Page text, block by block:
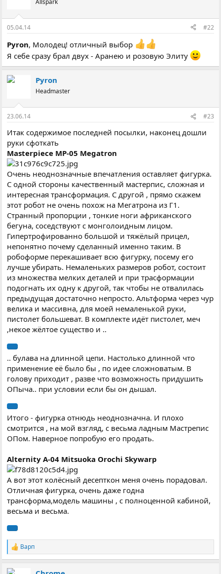
Allspark
05.04.14 #22
Pyron, Молодец! отличный выбор
Я себе сразу брал двух - Аранею и розовую Элиту
Pyron
Headmaster
23.06.14 #23
Итак содержимое последней посылки, наконец дошли
руки сфоткать
Masterpiece MP-05 Megatron
Очень неоднозначные впечатления оставляет фигурка.
С одной стороны качественный мастерпис, сложная и
интересная трансформация. С другой , прямо скажем
этот робот не очень похож на Мегатрона из Г1.
Странный пропорции , тонкие ноги африканского
бегуна, соседствуют с монголоидным лицом.
Гипертрофированно большой и тяжёлый прицел,
непонятно почему сделанный именно таким. В
робоформе перекашивает всю фигурку, посему его
лучше убирать. Немаленьких размеров робот, состоит
из множества мелких деталей и при трасформации
подогнать их одну к другой, так чтобы не отвалилась
предыдущая достаточно непросто. Альтформа через чур
велика и массивна, для моей немаленькой руки,
пистолет большеват. В комплекте идёт пистолет, меч
,некое жёлтое существо и ..
.. булава на длинной цепи. Настолько длинной что
применение её было бы , по идее сложноватым. В
голову приходит , разве что возможность придушить
ОПыча.. при условии если бы он дышал.
Итого - фигурка отнюдь неоднозначна. И плохо
смотрится , на мой взгляд, с весьма ладным Мастрепис
ОПом. Наверное попробую его продать.
Alternity A-04 Mitsuoka Orochi Skywarp
А вот этот колёсный десепткон меня очень порадовал.
Отличная фигурка, очень даже годна
трансформа,модель машины , с полноценной кабиной,
весьма и весьма.
Р
е
Варп